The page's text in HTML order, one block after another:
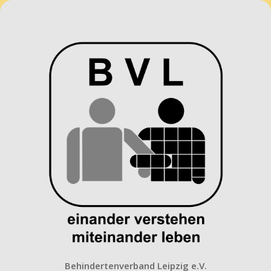
Behindertenverband
Leipzig
Behindertenverband Leipzig e.V.